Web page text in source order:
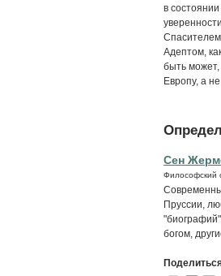
в
Адептом,
быть может,
Европу, а
Сен
Философский
Пруссии,
богом,